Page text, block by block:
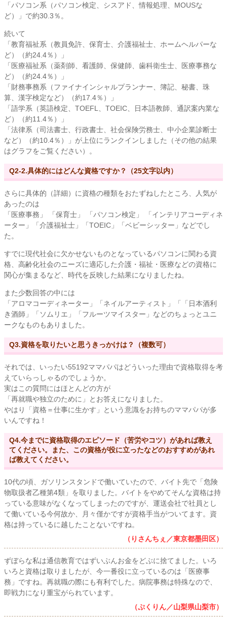
「パソコン系（パソコン検定、シスアド、情報処理、MOUSな
ど）」で約30.3％。
続いて
「教育福祉系（教員免許、保育士、介護福祉士、ホームヘルパーな
ど）（約24.4％）」
「医療福祉系（薬剤師、看護師、保健師、歯科衛生士、医療事務な
ど）（約24.4％）」
「財務事務系（ファイナインシャルプランナー、簿記、秘書、珠
算、漢字検定など）（約17.4％）」
「語学系（英語検定、TOEFL、TOEIC、日本語教師、通訳案内業な
ど）（約11.4％）」
「法律系（司法書士、行政書士、社会保険労務士、中小企業診断士
など）（約10.4％）」が上位にランクインしました（その他の結果
はグラフをご覧ください）。
Q2-2.具体的にはどんな資格ですか？（25文字以内）
さらに具体的（詳細）に資格の種類をおたずねしたところ、人気が
あったのは
「医療事務」 「保育士」 「パソコン検定」 「インテリアコーディネ
ーター」「介護福祉士」「TOEIC」「ベビーシッター」などでし
た。
すでに現代社会に欠かせないものとなっているパソコンに関わる資
格、高齢化社会のニーズに適応した介護・福祉・医療などの資格に
関心が集まるなど、時代を反映した結果になりましたね。
また少数回答の中には
「アロマコーディネーター」「ネイルアーティスト」「「日本酒利
き酒師」「ソムリエ」「フルーツマイスター」などのちょっとユニ
ークなものもありました。
Q3.資格を取りたいと思うきっかけは？（複数可）
それでは、いったい55192ママパパはどういった理由で資格取得を考
えていらっしゃるのでしょうか。
実はこの質問にはほとんどの方が
「再就職や独立のために」とお答えになりました。
やはり「資格＝仕事に生かす」という意識をお持ちのママパパが多
いんですね！
Q4.今までに資格取得のエピソード（苦労やコツ）があれば教え
てください。また、この資格が役に立ったなどのおすすめがあれ
ば教えてください。
10代の頃、ガソリンスタンドで働いていたので、バイト先で「危険
物取扱者乙種第4類」を取りました。バイトをやめてそんな資格は持
っている意味がなくなってしまったのですが、運送会社で社員とし
て働いている今何故か、月々僅かですが資格手当がついてます。資
格は持っているに越したことないですね。
（りさんちぇ／東京都墨田区）
ずぼらな私は通信教育ではずいぶんお金をどぶに捨てました。いろ
いろと資格は取りましたが、今一番役に立っているのは「医療事
務」ですね。再就職の際にも有利でした。病院事務は特殊なので、
即戦力になり重宝がられています。
（ぷくりん／山梨県山梨市）